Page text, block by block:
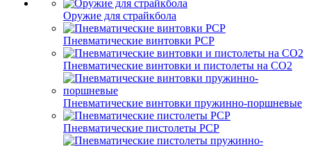
Оружие для страйкбола
Пневматические винтовки PCP
Пневматические винтовки и пистолеты на CO2
Пневматические винтовки пружинно-поршневые
Пневматические пистолеты PCP